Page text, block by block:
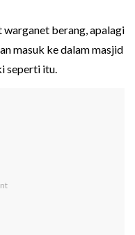
berang, apalagi
masuk ke dalam masjid
seperti itu.